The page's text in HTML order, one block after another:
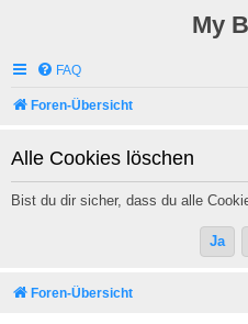
My
FAQ
Foren-Übersicht
Alle Cookies löschen
Bist du dir sicher, dass du alle
Foren-Übersicht